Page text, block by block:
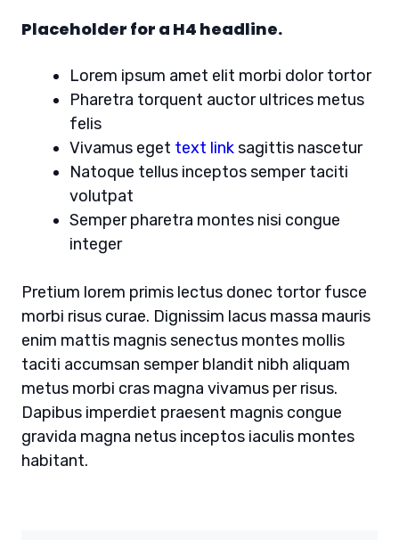
Placeholder for a H4 headline.
Lorem ipsum amet elit morbi dolor tortor
Pharetra torquent auctor ultrices metus
felis
Vivamus eget text linksagittis nascetur
Natoque tellus inceptos semper taciti
volutpat
Semper pharetra montes nisi congue
integer
Pretium lorem primis lectus donec tortor fusce
morbi risus curae. Dignissim lacus massa mauris
enim mattis magnis senectus montes mollis
taciti accumsan semper blandit nibh aliquam
metus morbi cras magna vivamus per risus.
Dapibus imperdiet praesent magnis congue
gravida magna netus inceptos iaculis montes
habitant.